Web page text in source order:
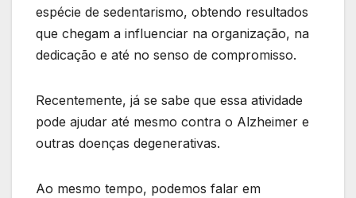
espécie de sedentarismo, obtendo resultados
que chegam a influenciar na organização, na
dedicação e até no senso de compromisso.
Recentemente, já se sabe que essa atividade
pode ajudar até mesmo contra o Alzheimer e
outras doenças degenerativas.
Ao mesmo tempo, podemos falar em